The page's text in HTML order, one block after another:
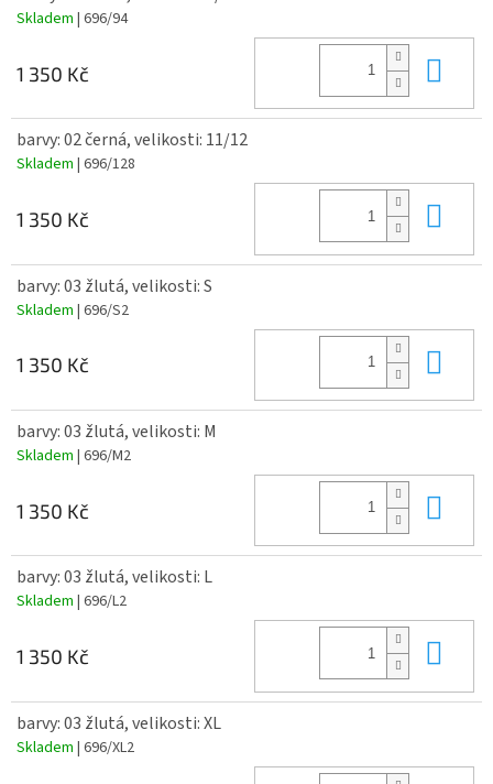
Skladem | 696/94
1 350 Kč
barvy: 02 černá, velikosti: 11/12
Skladem | 696/128
1 350 Kč
barvy: 03 žlutá, velikosti: S
Skladem | 696/S2
1 350 Kč
barvy: 03 žlutá, velikosti: M
Skladem | 696/M2
1 350 Kč
barvy: 03 žlutá, velikosti: L
Skladem | 696/L2
1 350 Kč
barvy: 03 žlutá, velikosti: XL
Skladem | 696/XL2